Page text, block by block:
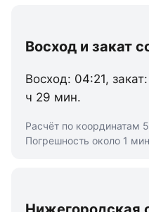
Восход и закат
Восход: 04:21,
ч 29 мин.
Расчёт по координатам
Погрешность около 1